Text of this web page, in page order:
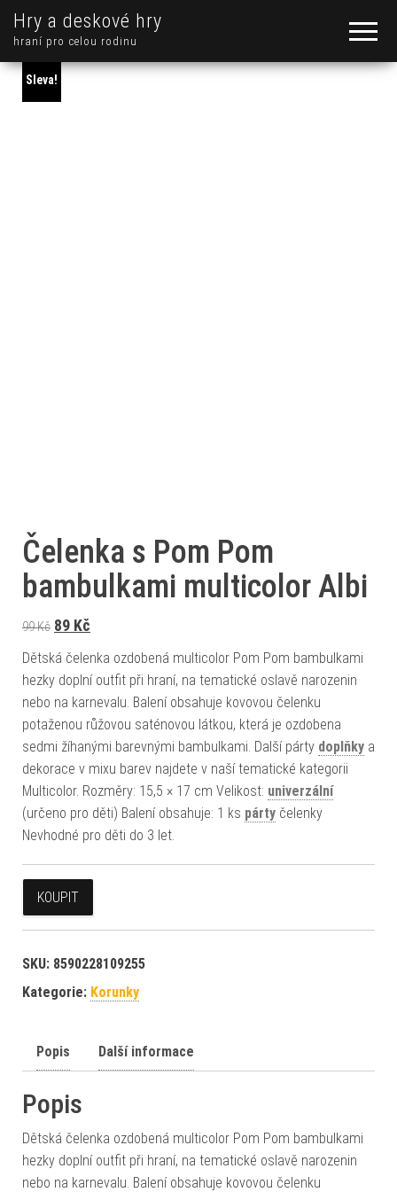
Hry a deskové hry
hraní pro celou rodinu
Sleva!
Čelenka s Pom Pom
bambulkami multicolor Albi
99Kč Původní cena byla: 99 Kč.
89 Kč
Dětská čelenka ozdobená multicolor Pom Pom bambulkami
hezky doplní outfit při hraní, na tematické oslavě narozenin
nebo na karnevalu. Balení obsahuje kovovou čelenku
potaženou růžovou saténovou látkou, která je ozdobena
sedmi žíhanými barevnými bambulkami. Další párty doplňky a
dekorace v mixu barev najdete v naší tematické kategorii
Multicolor. Rozměry: 15,5 × 17 cm Velikost: univerzální
(určeno pro děti) Balení obsahuje: 1 ks párty čelenky
Nevhodné pro děti do 3 let.
KOUPIT
SKU: 8590228109255
Kategorie: Korunky
Popis Další informace
Popis
Dětská čelenka ozdobená multicolor Pom Pom bambulkami
hezky doplní outfit při hraní, na tematické oslavě narozenin
nebo na karnevalu. Balení obsahuje kovovou čelenku